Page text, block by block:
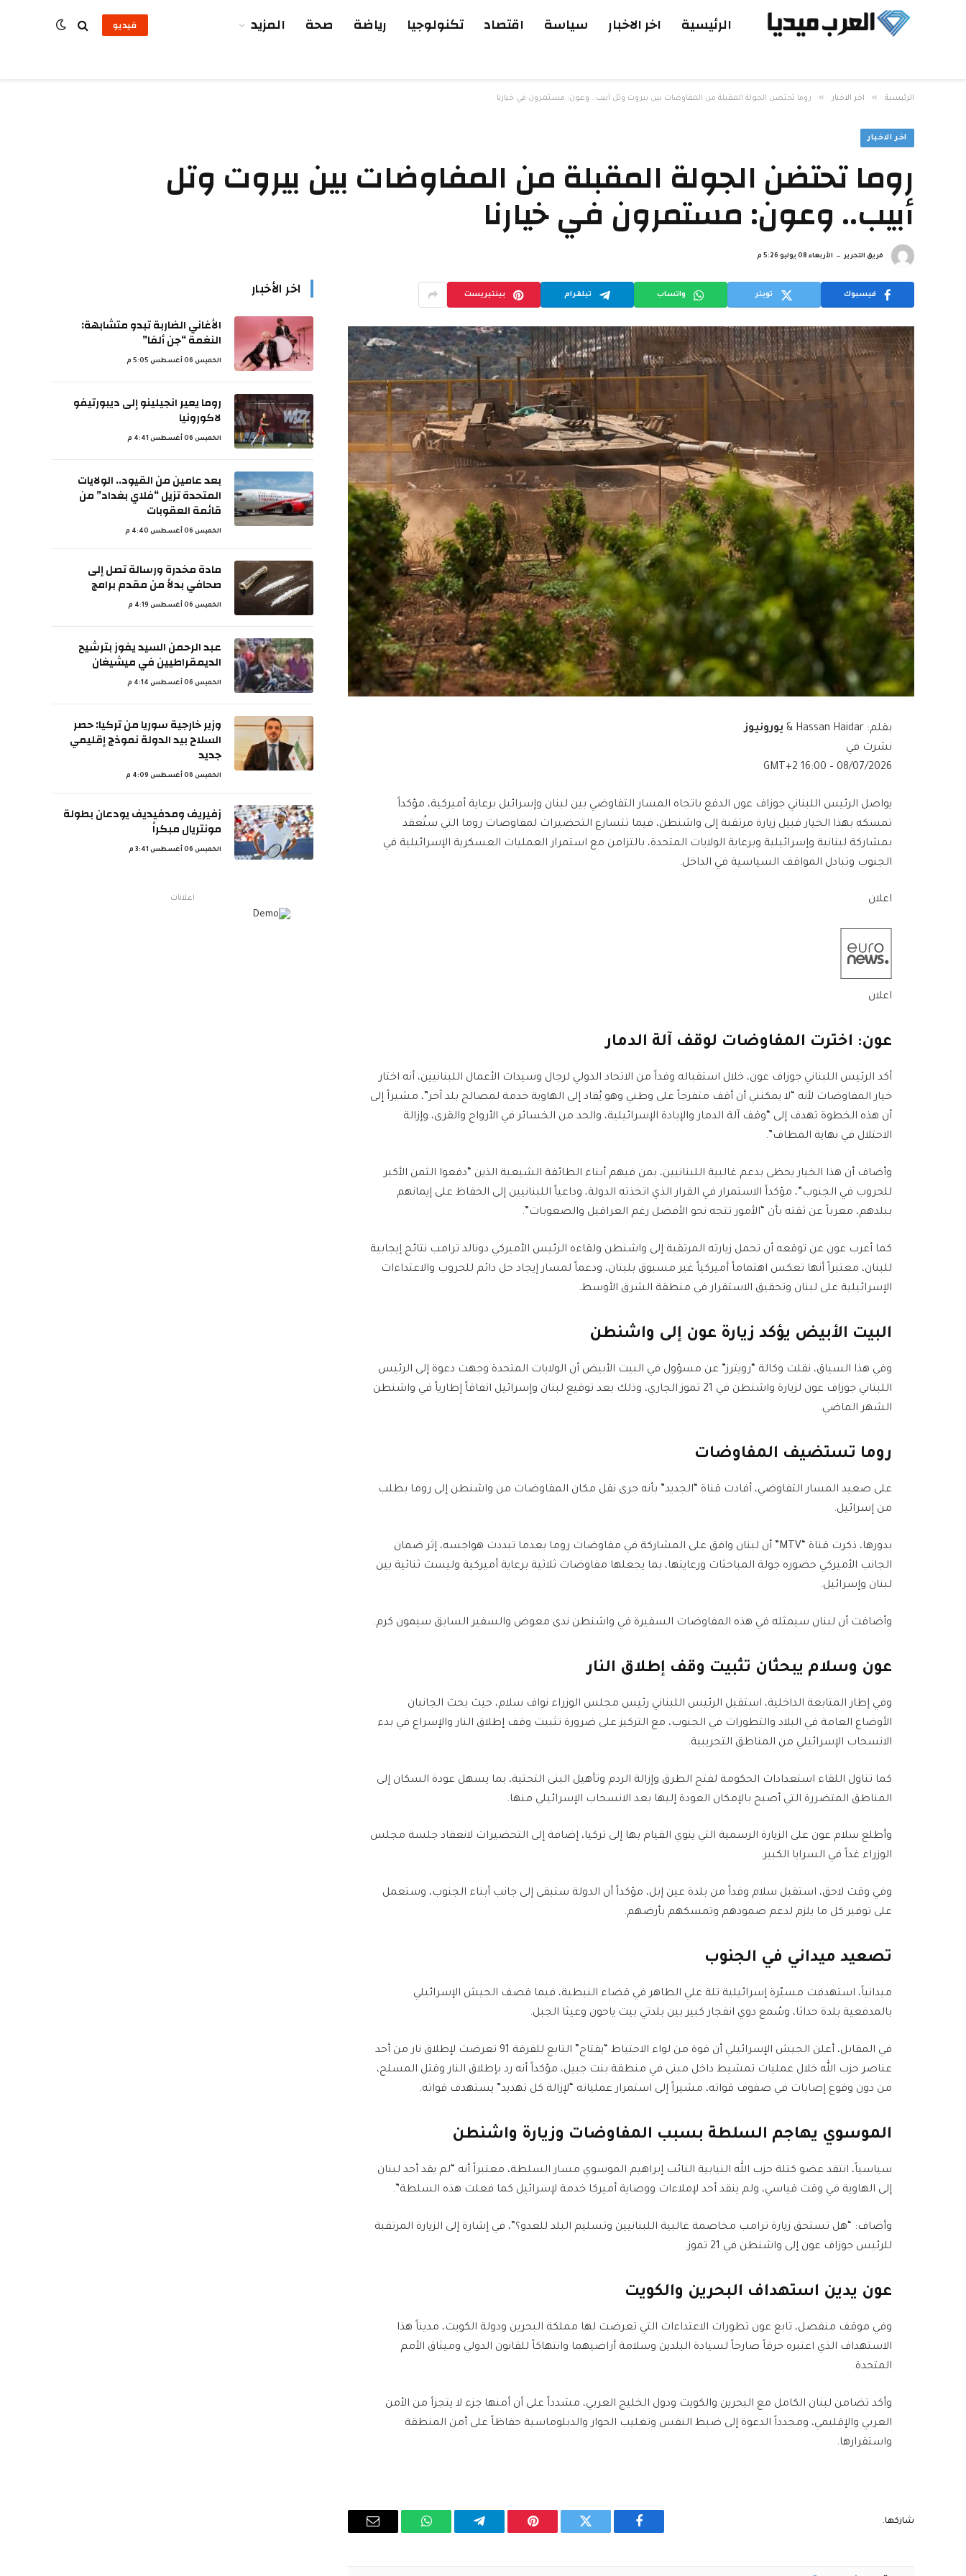
الرئيسية اخر الاخبار سياسة اقتصاد تكنولوجيا رياضة صحة المزيد فيديو
الرئيسية » اخر الاخبار » روما تحتضن الجولة المقبلة من المفاوضات بين بيروت وتل أبيب.. وعون: مستمرون في خيارنا
اخر الاخبار
روما تحتضن الجولة المقبلة من المفاوضات بين بيروت وتل
أبيب.. وعون: مستمرون في خيارنا
فريق التحرير الأربعاء 08 يوليو 5:26 م
فيسبوك تويتر واتساب تيلقرام بينتيريست
بقلم: Hassan Haidar &
يورونيوز
نشرت في
08/07/2026 – 16:00 GMT+2
يواصل الرئيس اللبناني جوزاف عون الدفع باتجاه المسار التفاوضي بين لبنان وإسرائيل برعاية أميركية، مؤكداً
تمسكه بهذا الخيار قبيل زيارة مرتقبة إلى واشنطن، فيما تتسارع التحضيرات لمفاوضات روما التي ستُعقد
بمشاركة لبنانية وإسرائيلية وبرعاية الولايات المتحدة، بالتزامن مع استمرار العمليات العسكرية الإسرائيلية في
الجنوب وتبادل المواقف السياسية في الداخل.
اعلان
اعلان
عون: اخترت المفاوضات لوقف آلة الدمار
أكد الرئيس اللبناني جوزاف عون، خلال استقباله وفداً من الاتحاد الدولي لرجال وسيدات الأعمال اللبنانيين، أنه اختار
خيار المفاوضات لأنه “لا يمكنني أن أقف متفرجاً على وطني وهو يُقاد إلى الهاوية خدمة لمصالح بلد آخر”، مشيراً إلى
أن هذه الخطوة تهدف إلى “وقف آلة الدمار والإبادة الإسرائيلية، والحد من الخسائر في الأرواح والقرى، وإزالة
الاحتلال في نهاية المطاف”.
وأضاف أن هذا الخيار يحظى بدعم غالبية اللبنانيين، بمن فيهم أبناء الطائفة الشيعية الذين “دفعوا الثمن الأكبر
للحروب في الجنوب”، مؤكداً الاستمرار في القرار الذي اتخذته الدولة، وداعياً اللبنانيين إلى الحفاظ على إيمانهم
ببلدهم، معرباً عن ثقته بأن “الأمور تتجه نحو الأفضل رغم العراقيل والصعوبات”.
كما أعرب عون عن توقعه أن تحمل زيارته المرتقبة إلى واشنطن ولقاءه الرئيس الأميركي دونالد ترامب نتائج إيجابية
للبنان، معتبراً أنها تعكس اهتماماً أميركياً غير مسبوق بلبنان، ودعماً لمسار إيجاد حل دائم للحروب والاعتداءات
الإسرائيلية على لبنان وتحقيق الاستقرار في منطقة الشرق الأوسط.
البيت الأبيض يؤكد زيارة عون إلى واشنطن
وفي هذا السياق، نقلت وكالة “رويترز” عن مسؤول في البيت الأبيض أن الولايات المتحدة وجهت دعوة إلى الرئيس
اللبناني جوزاف عون لزيارة واشنطن في 21 تموز الجاري، وذلك بعد توقيع لبنان وإسرائيل اتفاقاً إطارياً في واشنطن
الشهر الماضي.
روما تستضيف المفاوضات
على صعيد المسار التفاوضي، أفادت قناة “الجديد” بأنه جرى نقل مكان المفاوضات من واشنطن إلى روما بطلب
من إسرائيل.
بدورها، ذكرت قناة “MTV” أن لبنان وافق على المشاركة في مفاوضات روما بعدما تبددت هواجسه، إثر ضمان
الجانب الأميركي حضوره جولة المباحثات ورعايتها، بما يجعلها مفاوضات ثلاثية برعاية أميركية وليست ثنائية بين
لبنان وإسرائيل.
وأضافت أن لبنان سيمثله في هذه المفاوضات السفيرة في واشنطن ندى معوض والسفير السابق سيمون كرم.
عون وسلام يبحثان تثبيت وقف إطلاق النار
وفي إطار المتابعة الداخلية، استقبل الرئيس اللبناني رئيس مجلس الوزراء نواف سلام، حيث بحث الجانبان
الأوضاع العامة في البلاد والتطورات في الجنوب، مع التركيز على ضرورة تثبيت وقف إطلاق النار والإسراع في بدء
الانسحاب الإسرائيلي من المناطق التجريبية.
كما تناول اللقاء استعدادات الحكومة لفتح الطرق وإزالة الردم وتأهيل البنى التحتية، بما يسهل عودة السكان إلى
المناطق المتضررة التي أصبح بالإمكان العودة إليها بعد الانسحاب الإسرائيلي منها.
وأطلع سلام عون على الزيارة الرسمية التي ينوي القيام بها إلى تركيا، إضافة إلى التحضيرات لانعقاد جلسة مجلس
الوزراء غداً في السرايا الكبير.
وفي وقت لاحق، استقبل سلام وفداً من بلدة عين إبل، مؤكداً أن الدولة ستبقى إلى جانب أبناء الجنوب، وستعمل
على توفير كل ما يلزم لدعم صمودهم وتمسكهم بأرضهم.
تصعيد ميداني في الجنوب
ميدانياً، استهدفت مسيّرة إسرائيلية تلة علي الطاهر في قضاء النبطية، فيما قصف الجيش الإسرائيلي
بالمدفعية بلدة حداثا، وسُمع دوي انفجار كبير بين بلدتي بيت ياحون وعيثا الجبل.
في المقابل، أعلن الجيش الإسرائيلي أن قوة من لواء الاحتياط “يفتاح” التابع للفرقة 91 تعرضت لإطلاق نار من أحد
عناصر حزب الله خلال عمليات تمشيط داخل مبنى في منطقة بنت جبيل، مؤكداً أنه رد بإطلاق النار وقتل المسلح،
من دون وقوع إصابات في صفوف قواته، مشيراً إلى استمرار عملياته “لإزالة كل تهديد” يستهدف قواته.
الموسوي يهاجم السلطة بسبب المفاوضات وزيارة واشنطن
سياسياً، انتقد عضو كتلة حزب الله النيابية النائب إبراهيم الموسوي مسار السلطة، معتبراً أنه “لم يقد أحد لبنان
إلى الهاوية في وقت قياسي، ولم ينقد أحد لإملاءات ووصاية أميركا خدمة لإسرائيل كما فعلت هذه السلطة”.
وأضاف: “هل تستحق زيارة ترامب مخاصمة غالبية اللبنانيين وتسليم البلد للعدو؟”، في إشارة إلى الزيارة المرتقبة
للرئيس جوزاف عون إلى واشنطن في 21 تموز.
عون يدين استهداف البحرين والكويت
وفي موقف منفصل، تابع عون تطورات الاعتداءات التي تعرضت لها مملكة البحرين ودولة الكويت، مديناً هذا
الاستهداف الذي اعتبره خرقاً صارخاً لسيادة البلدين وسلامة أراضيهما وانتهاكاً للقانون الدولي وميثاق الأمم
المتحدة.
وأكد تضامن لبنان الكامل مع البحرين والكويت ودول الخليج العربي، مشدداً على أن أمنها جزء لا يتجزأ من الأمن
العربي والإقليمي، ومجدداً الدعوة إلى ضبط النفس وتغليب الحوار والدبلوماسية حفاظاً على أمن المنطقة
واستقرارها.
شاركها.
فيسبوك تويتر بينتيريستتيلقرام واتساب
البريد
اخر الأخبار
الأغاني الضاربة تبدو متشابهة:
النغمة “جن ألفا”
الخميس 06 أغسطس 5:05 م
روما يعير انجيلينو إلى ديبورتيفو
لاكورونيا
الخميس 06 أغسطس 4:41 م
بعد عامين من القيود.. الولايات
المتحدة تزيل “فلاي بغداد” من
قائمة العقوبات
الخميس 06 أغسطس 4:40 م
مادة مخدرة ورسالة تصل إلى
صحافي بدلاً من مقدم برامج
الخميس 06 أغسطس 4:19 م
عبد الرحمن السيد يفوز بترشيح
الديمقراطيين في ميشيغان
الخميس 06 أغسطس 4:14 م
وزير خارجية سوريا من تركيا: حصر
السلاح بيد الدولة نموذج إقليمي
جديد
الخميس 06 أغسطس 4:09 م
زفيريف ومدفيديف يودعان بطولة
مونتريال مبكراً
الخميس 06 أغسطس 3:41 م
اعلانات